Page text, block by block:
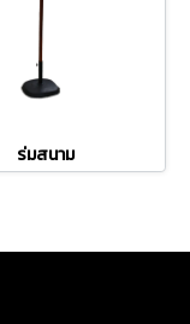
ร่มสนาม